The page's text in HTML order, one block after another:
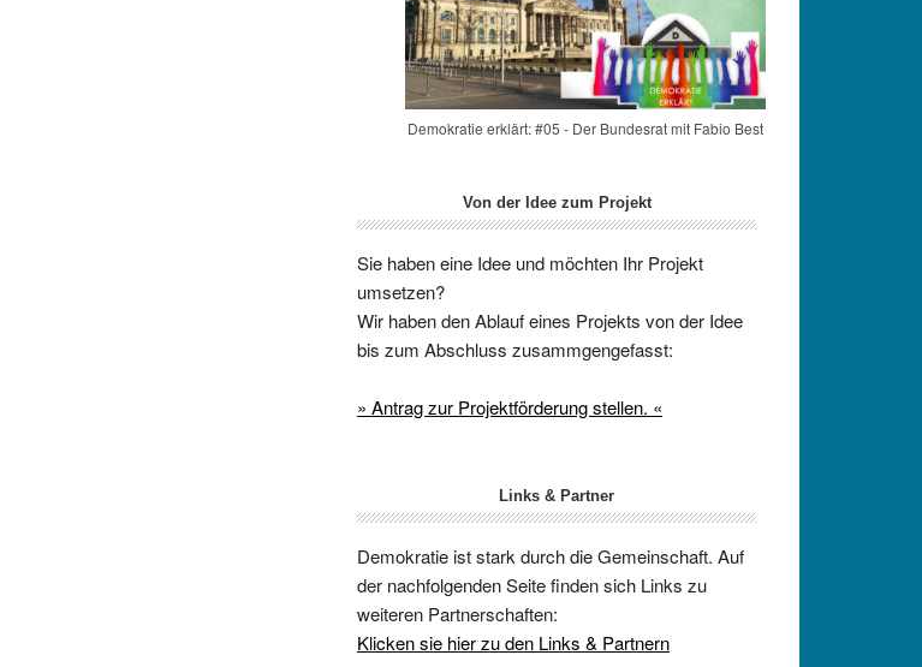
Demokratie erklärt: #05 - Der Bundesrat mit Fabio Best
Von der Idee zum Projekt
Sie haben eine Idee und möchten Ihr Projekt
umsetzen?
Wir haben den Ablauf eines Projekts von der Idee
bis zum Abschluss zusammgengefasst:
» Antrag zur Projektförderung stellen. «
Links & Partner
Demokratie ist stark durch die Gemeinschaft. Auf
der nachfolgenden Seite finden sich Links zu
weiteren Partnerschaften:
Klicken sie hier zu den Links & Partnern